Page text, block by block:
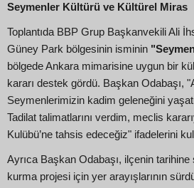
Seymenler Kültürü ve Kültürel Miras
Toplantıda BBP Grup Başkanvekili Ali
Güney Park bölgesinin isminin
bölgede Ankara mimarisine uygun bir
kararı destek gördü. Başkan Odabaşı,
Seymenlerimizin kadim geleneğini
Tadilat talimatlarını verdim, meclis
Kulübü’ne tahsis edeceğiz" ifadelerini
Ayrıca Başkan Odabaşı, ilçenin
kurma projesi için yer arayışlarının